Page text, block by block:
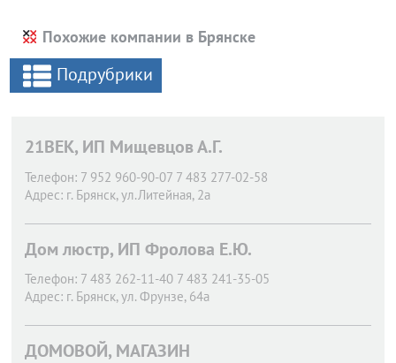
Похожие компании в Брянске
Подрубрики
21ВЕК, ИП Мищевцов А.Г.
Телефон: 7 952 960-90-07 7 483 277-02-58
Адрес: г. Брянск, ул.Литейная, 2а
Дом люстр, ИП Фролова Е.Ю.
Телефон: 7 483 262-11-40 7 483 241-35-05
Адрес: г. Брянск, ул. Фрунзе, 64а
ДОМОВОЙ, МАГАЗИН